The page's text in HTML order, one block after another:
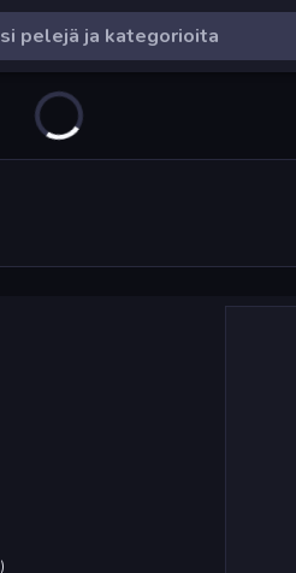
)